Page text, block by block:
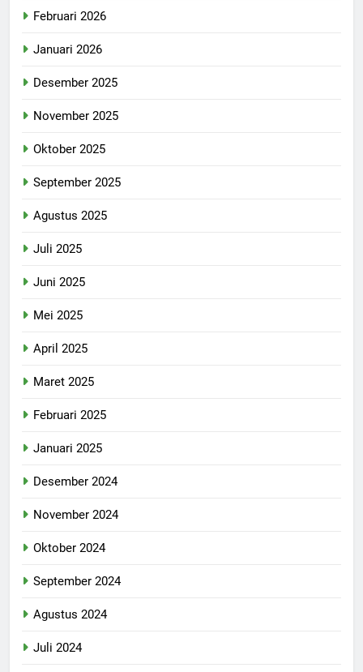
Februari 2026
Januari 2026
Desember 2025
November 2025
Oktober 2025
September 2025
Agustus 2025
Juli 2025
Juni 2025
Mei 2025
April 2025
Maret 2025
Februari 2025
Januari 2025
Desember 2024
November 2024
Oktober 2024
September 2024
Agustus 2024
Juli 2024